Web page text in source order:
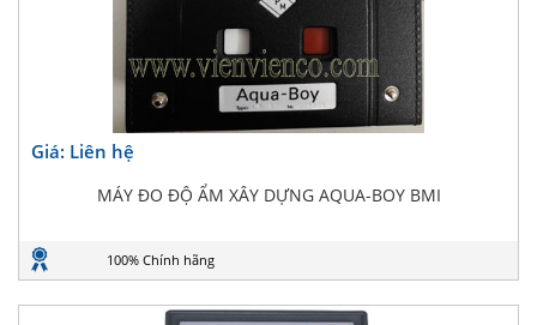
Giá: Liên hệ
MÁY ĐO ĐỘ ẨM XÂY DỰNG AQUA-BOY BMI
100% Chính hãng